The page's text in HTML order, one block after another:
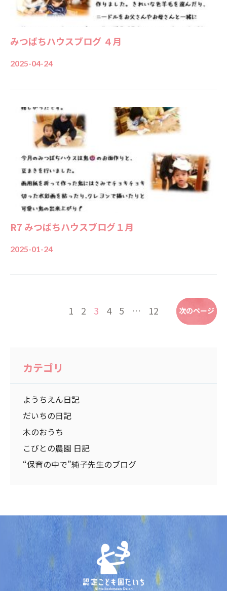
みつばちハウスブログ ４月
2025-04-24
R7 みつばちハウスブログ１月
2025-01-24
前のページ
1 2 3 4 5 … 12 次のページ
カテゴリ
ようちえん日記
だいちの日記
木のおうち
こびとの農園 日記
“保育の中で”純子先生のブログ